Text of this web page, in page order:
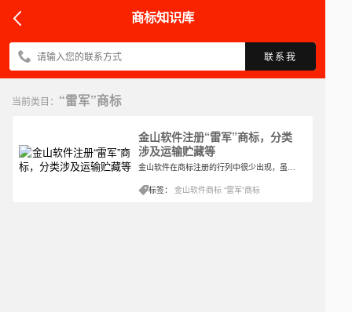
商标知识库
联系我
当前类目： “雷军”商标
金山软件注册“雷军”商标，分类
涉及运输贮藏等
标签：金山软件商标 “雷军”商标